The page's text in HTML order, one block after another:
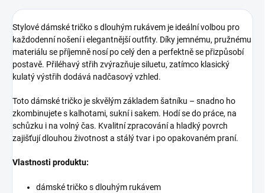
Stylové dámské tričko s dlouhým rukávem je ideální volbou pro
každodenní nošení i elegantnější outfity. Díky jemnému, pružnému
materiálu se příjemně nosí po celý den a perfektně se přizpůsobí
postavě. Přiléhavý střih zvýrazňuje siluetu, zatímco klasický
kulatý výstřih dodává nadčasový vzhled.
Toto dámské tričko je skvělým základem šatníku – snadno ho
zkombinujete s kalhotami, sukní i sakem. Hodí se do práce, na
schůzku i na volný čas. Kvalitní zpracování a hladký povrch
zajišťují dlouhou životnost a stálý tvar i po opakovaném praní.
Vlastnosti produktu:
dámské tričko s dlouhým rukávem